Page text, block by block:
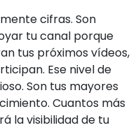
cifras. Son
tu canal porque
tus próximos vídeos,
Ese nivel de
Son tus mayores
Cuantos más
la visibilidad de tu